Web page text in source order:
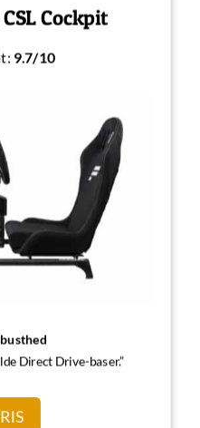
Cockpit
9.7/10
Direct Drive-baser.”